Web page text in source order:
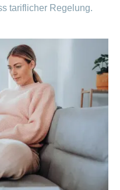
tariflicher Regelung.